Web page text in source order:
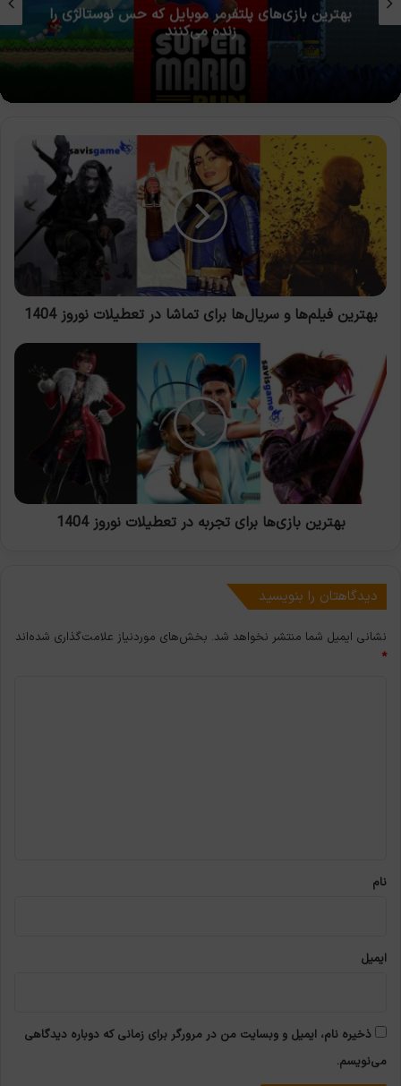
۱۰ بازی موبایل برتر تاریخ که هر گیمری باید تجربه
کند (فقط آفلاین)
بهترین
فیلم‌ها
سریال‌ها
برای
تماشا
در
تعطیلات
نوروز
1404
بهترین فیلم‌ها و سریال‌ها برای تماشا در تعطیلات نوروز 1404
بهترین
بازی‌ها
برای
تجربه
تعطیلات
1404
بهترین بازی‌ها برای تجربه در تعطیلات نوروز 1404
دیدگاهتان را بنویسید
نشانی ایمیل شما منتشر نخواهد شد. بخش‌های موردنیاز علامت‌گذاری شده‌اند
*
نام
ایمیل
ذخیره نام، ایمیل و وبسایت من در مرورگر برای زمانی که دوباره دیدگاهی
می‌نویسم.